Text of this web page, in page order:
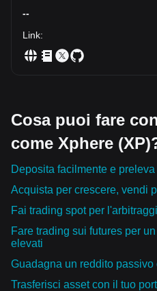
--
Link:
Cosa puoi fare
come Xphere
Deposita facilmente e
Acquista per crescere, vendi
Fai trading spot per
Fare trading sui futures per
elevati
Guadagna un reddito
Trasferisci asset con il tuo